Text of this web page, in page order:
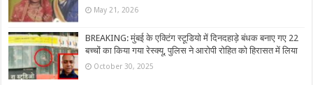
May 21, 2026
BREAKING: मुंबई के एक्टिंग स्टूडियो में दिनदहाड़े बंधक बनाए गए 22
बच्चों का किया गया रेस्क्यू, पुलिस ने आरोपी रोहित को हिरासत में लिया
October 30, 2025